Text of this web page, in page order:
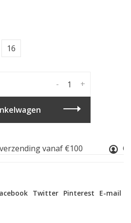
16
+
-
vanaf €100
Twitter Pinterest E-mail